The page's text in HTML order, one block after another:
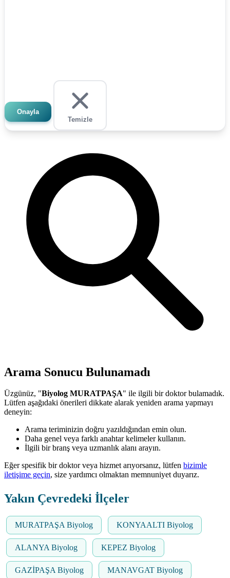
Onayla
Temizle
Arama Sonucu Bulunamadı
Üzgünüz, "Biyolog MURATPAŞA" ile ilgili bir doktor bulamadık.
Lütfen aşağıdaki önerileri dikkate alarak yeniden arama yapmayı
deneyin:
Arama teriminizin doğru yazıldığından emin olun.
Daha genel veya farklı anahtar kelimeler kullanın.
İlgili bir branş veya uzmanlık alanı arayın.
Eğer spesifik bir doktor veya hizmet arıyorsanız, lütfen bizimle
iletişime geçin, size yardımcı olmaktan memnuniyet duyarız.
Yakın Çevredeki İlçeler
MURATPAŞA Biyolog KONYAALTI Biyolog
ALANYA Biyolog KEPEZ Biyolog
GAZİPAŞA Biyolog MANAVGAT Biyolog